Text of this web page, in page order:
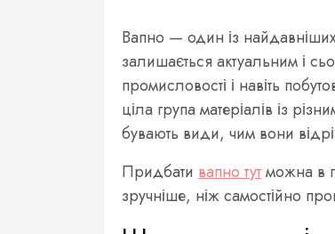
Вапно — один із
залишається актуальним і
промисловості і навіть
ціла група матеріалів із
бувають види, чим вони
Придбати вапно тутможна в
зручніше, ніж самостійно